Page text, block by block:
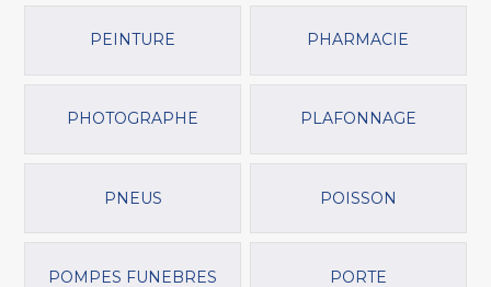
PEINTURE PHARMACIE
PHOTOGRAPHE PLAFONNAGE
PNEUS POISSON
POMPES FUNEBRES PORTE